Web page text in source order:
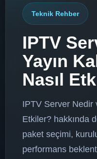
Teknik Rehber
IPTV
Yayın
Nasıl
IPTV Server Nedir
Etkiler? hakkında
paket seçimi,
performans